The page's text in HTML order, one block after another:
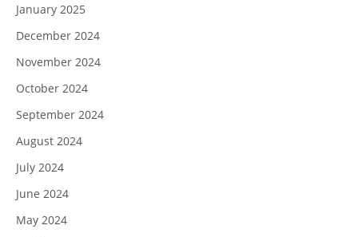
January 2025
December 2024
November 2024
October 2024
September 2024
August 2024
July 2024
June 2024
May 2024